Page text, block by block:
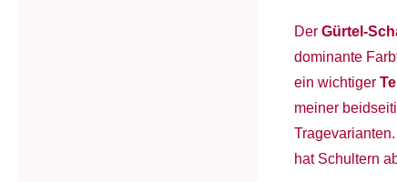
DerGürtel-
dominante
ein wichtiger
meiner
hat Schultern